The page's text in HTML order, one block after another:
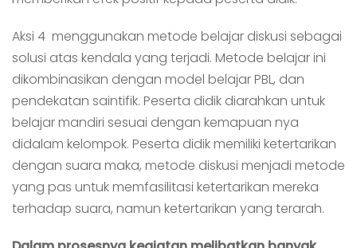
Aksi 4 menggunakan metode belajar diskusi sebagai
solusi atas kendala yang terjadi. Metode belajar ini
dikombinasikan dengan model belajar PBL, dan
pendekatan saintifik. Peserta didik diarahkan untuk
belajar mandiri sesuai dengan kemapuan nya
didalam kelompok. Peserta didik memiliki ketertarikan
dengan suara maka, metode diskusi menjadi metode
yang pas untuk memfasilitasi ketertarikan mereka
terhadap suara, namun ketertarikan yang terarah.